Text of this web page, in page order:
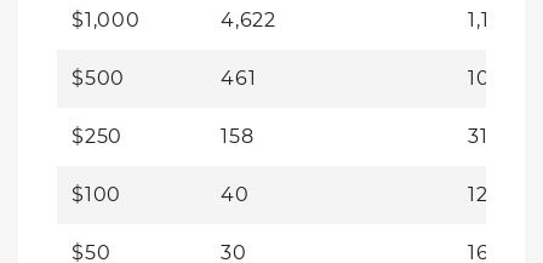
$1,000 4,622 1,122
$500 461 10,620
$250 158 31,052
$100 40
$50 30